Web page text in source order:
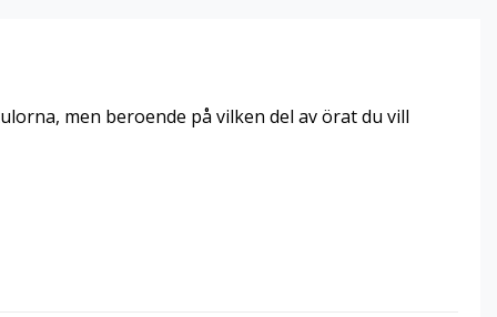
men beroende på vilken del av örat du vill